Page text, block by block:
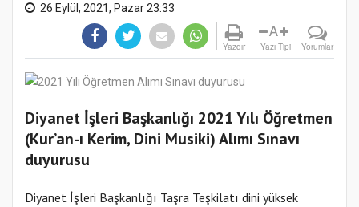
26 Eylül, 2021, Pazar 23:33
Yazdır
A
Yazı Tipi Yorumlar
Diyanet İşleri Başkanlığı 2021 Yılı Öğretmen
(Kur’an-ı Kerim, Dini Musiki) Alımı Sınavı
duyurusu
Diyanet İşleri Başkanlığı Taşra Teşkilatı dini yüksek